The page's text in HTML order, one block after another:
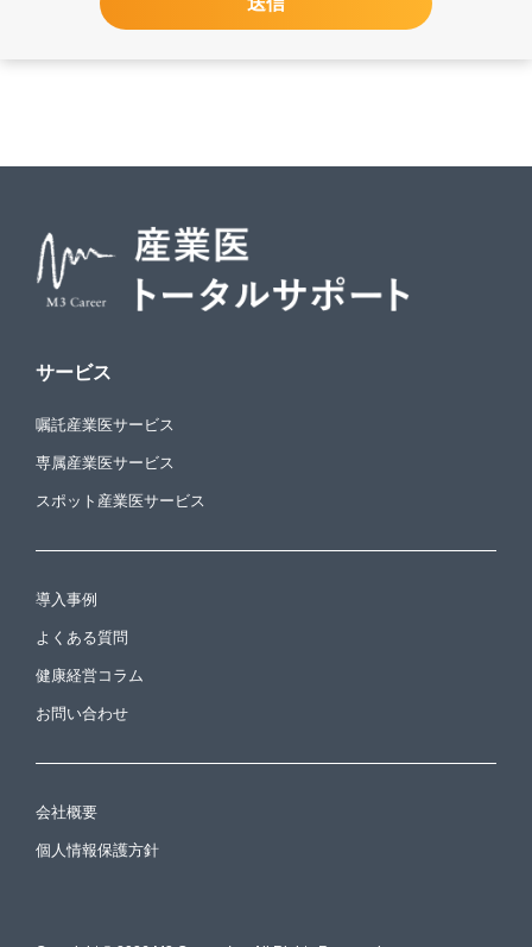
サービス
嘱託産業医サービス
専属産業医サービス
スポット産業医サービス
導入事例
よくある質問
健康経営コラム
お問い合わせ
会社概要
個人情報保護方針